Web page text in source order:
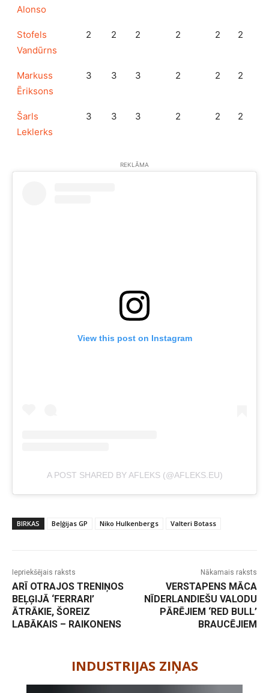
Alonso
Stofels
Vandūrns
2 2 2 2 2 2
Markuss
Ēriksons
3 3 3 2 2 2
Šarls
Leklerks
3 3 3 2 2 2
REKLĀMA
View this post on Instagram
A POST SHARED BY AFLEKS (@AFLEKS.EU)
BIRKAS Beļģijas GP Niko Hulkenbergs Valteri Botass
Iepriekšējais raksts
ARĪ OTRAJOS TRENIŅOS
BEĻĢIJĀ ‘FERRARI’
ĀTRĀKIE, ŠOREIZ
LABĀKAIS – RAIKONENS
Nākamais raksts
VERSTAPENS MĀCA
NĪDERLANDIEŠU VALODU
PĀRĒJIEM ‘RED BULL’
BRAUCĒJIEM
INDUSTRIJAS ZIŅAS